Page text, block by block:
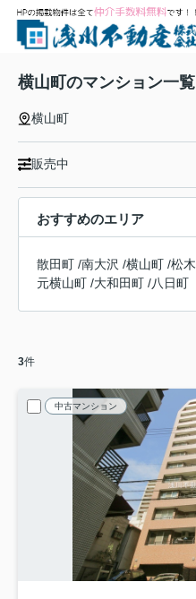
横山町のマンション一覧
横山町
販売中
おすすめのエリア
散田町 /南大沢 /横山町 /松木
元横山町 /大和田町 /八日町
3件
中古マンション